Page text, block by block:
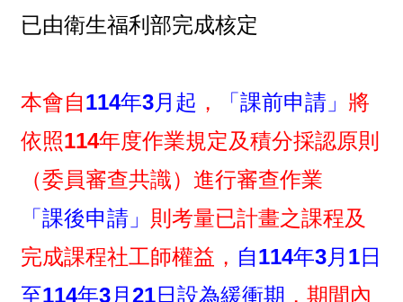
已由衛生福利部完成核定
本會自114年3月起 ， 「課前申請」 將
依照114年度作業規定及積分採認原則
（委員審查共識）進行審查作業
「課後申請」 則考量已計畫之課程及
完成課程社工師權益， 自114年3月1日
至114年3月21日設為緩衝期 ，期間內